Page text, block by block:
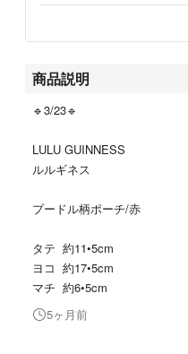
商品説明
🔹3/23🔹
LULU GUINNESS
ルルギネス
プードル柄ポーチ/赤
タテ 約11•5cm
ヨコ 約17•5cm
マチ 約6•5cm
5ヶ月前